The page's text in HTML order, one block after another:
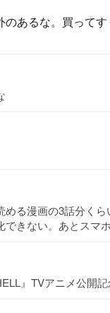
あるな。買って
る漫画の3話分く
きない。あとスマホ
』TVアニメ公開